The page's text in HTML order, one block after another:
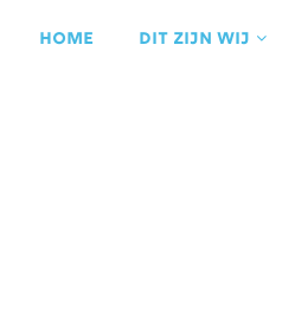
Home Dit zijn wij